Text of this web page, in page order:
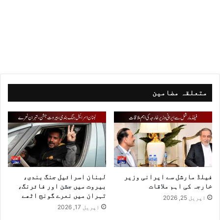
متعلقہ مضامین
فیلڈ مارشل سے ایرانی وزیر
خارجہ کی اہم ملاقات
اپریل 25, 2026
لبنان اسرائیل جنگ بندی،
بیروت میں جشن اور فائرنگ،
تہران میں نعرے گونج اٹھے
اپریل 17, 2026